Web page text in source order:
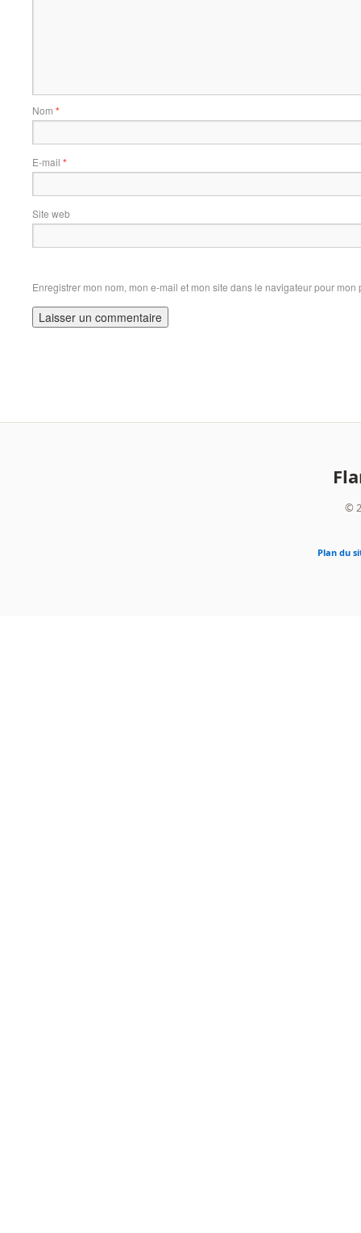
Nom *
E-mail *
Site web
Enregistrer mon nom, mon e-mail et mon site dans le navigateur pour
©
Plan du